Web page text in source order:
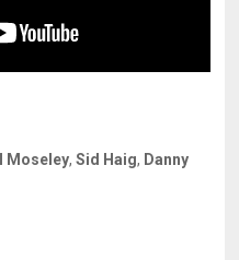
Moseley,Sid Haig, Danny